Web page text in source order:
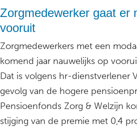
Zorgmedewerker gaat er
vooruit
Zorgmedewerkers met een
komend jaar nauwelijks op
Dat is volgens hr-dienstverlener
gevolg van de hogere
Pensioenfonds Zorg & Welzijn
stijging van de premie met 0,4